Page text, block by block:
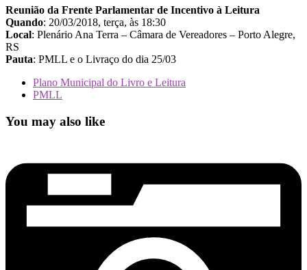
Reunião da Frente Parlamentar de Incentivo à Leitura
Quando: 20/03/2018, terça, às 18:30
Local: Plenário Ana Terra – Câmara de Vereadores – Porto Alegre,
RS
Pauta: PMLL e o Livraço do dia 25/03
Plano Municipal do Livro e Leitura
PMLL
You may also like